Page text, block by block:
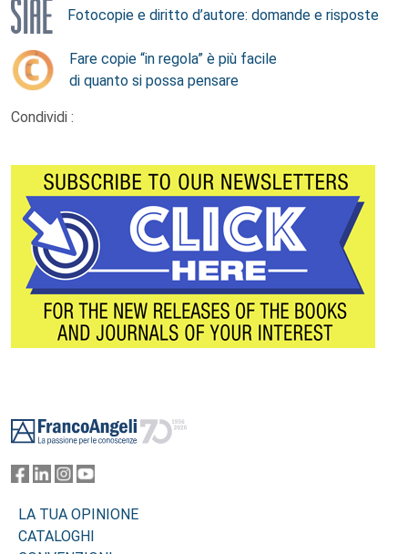
Fotocopie e diritto d’autore: domande e risposte
Fare copie “in regola” è più facile
di quanto si possa pensare
Condividi :
LA TUA OPINIONE
CATALOGHI